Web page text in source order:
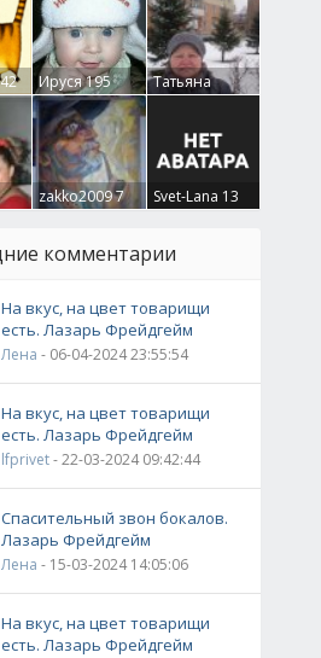
Ируся195
Татьяна
Крючкова0
zakko20097 Svet-Lana 13
комментарии
На вкус, на цвет товарищи
есть. Лазарь Фрейдгейм
Лена - 06-04-2024 23:55:54
На вкус, на цвет товарищи
есть. Лазарь Фрейдгейм
lfprivet- 22-03-2024 09:42:44
Спасительный звон бокалов.
Лазарь Фрейдгейм
Лена - 15-03-2024 14:05:06
На вкус, на цвет товарищи
есть. Лазарь Фрейдгейм